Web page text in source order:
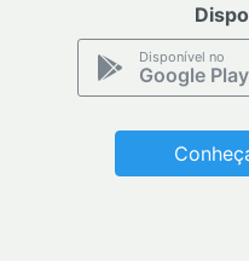
Disponível no
Google Play